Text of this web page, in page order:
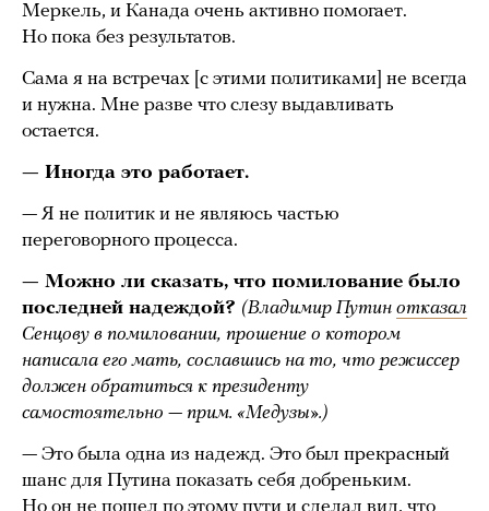
Меркель, и Канада очень активно помогает.
Но пока без результатов.
Сама я на встречах [с этими политиками] не всегда
и нужна. Мне разве что слезу выдавливать
остается.
— Иногда это работает.
— Я не политик и не являюсь частью
переговорного процесса.
— Можно ли сказать, что помилование было
последней надеждой? (Владимир Путин отказал
Сенцову в помиловании, прошение о котором
написала его мать, сославшись на то, что режиссер
должен обратиться к президенту
самостоятельно — прим. «Медузы».)
— Это была одна из надежд. Это был прекрасный
шанс для Путина показать себя добреньким.